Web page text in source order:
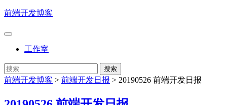
前端开发博客
工作室
前端开发博客 > 前端开发日报 > 20190526 前端开发日报